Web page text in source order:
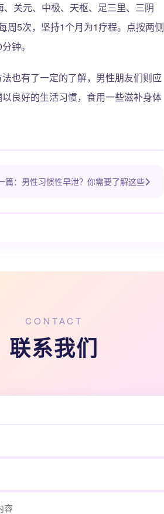
关元、中极、天枢、足三里、三阴
周5次，坚持1个月为1疗程。点按两侧
钟。
也有了一定的了解，男性朋友们则应
良好的生活习惯，食用一些滋补身体
篇：男性习惯性早泄？你需要了解这些
CONTACT
联系我们